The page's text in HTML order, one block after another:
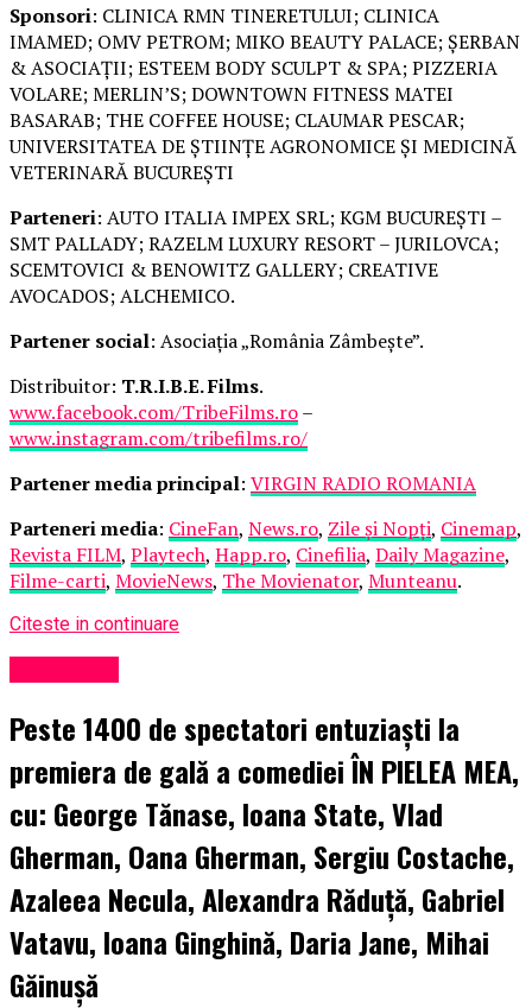
Sponsori: CLINICA RMN TINERETULUI; CLINICA
IMAMED; OMV PETROM; MIKO BEAUTY PALACE; ȘERBAN
& ASOCIAȚII; ESTEEM BODY SCULPT & SPA; PIZZERIA
VOLARE; MERLIN’S; DOWNTOWN FITNESS MATEI
BASARAB; THE COFFEE HOUSE; CLAUMAR PESCAR;
UNIVERSITATEA DE ȘTIINȚE AGRONOMICE ȘI MEDICINĂ
VETERINARĂ BUCUREȘTI
Parteneri: AUTO ITALIA IMPEX SRL; KGM BUCUREȘTI –
SMT PALLADY; RAZELM LUXURY RESORT – JURILOVCA;
SCEMTOVICI & BENOWITZ GALLERY; CREATIVE
AVOCADOS; ALCHEMICO.
Partener social: Asociația „România Zâmbește”.
Distribuitor: T.R.I.B.E. Films.
www.facebook.com/TribeFilms.ro–
www.instagram.com/tribefilms.ro/
Partener media principal: VIRGIN RADIO ROMANIA
Parteneri media: CineFan, News.ro, Zile și Nopți, Cinemap,
Revista FILM, Playtech, Happ.ro, Cinefilia, Daily Magazine,
Filme-carti, MovieNews, The Movienator, Munteanu.
Citeste in continuare
Peste 1400 de spectatori entuziaști la
premiera de gală a comediei ÎN PIELEA MEA,
cu: George Tănase, Ioana State, Vlad
Gherman, Oana Gherman, Sergiu Costache,
Azaleea Necula, Alexandra Răduță, Gabriel
Vatavu, Ioana Ginghină, Daria Jane, Mihai
Găinușă